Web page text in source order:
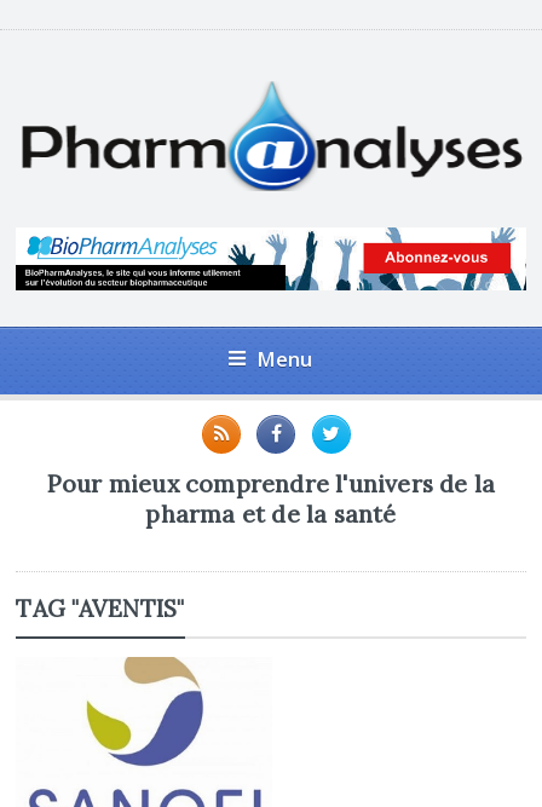
Menu
Pour mieux comprendre l'univers de la
pharma et de la santé
TAG "AVENTIS"